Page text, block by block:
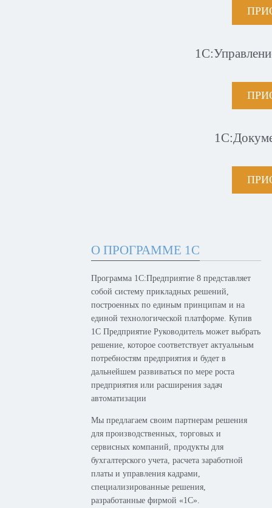
О ПРОГРАММЕ 1С
Программа 1С:Предприятие 8 представляет
собой систему прикладных решений,
построенных по единым принципам и на
единой технологической платформе. Купив
1С Предприятие Руководитель может выбрать
решение, которое соответствует актуальным
потребностям предприятия и будет в
дальнейшем развиваться по мере роста
предприятия или расширения задач
автоматизации
Мы предлагаем своим партнерам решения
для производственных, торговых и
сервисных компаний, продукты для
бухгалтерского учета, расчета заработной
платы и управления кадрами,
специализированные решения,
разработанные фирмой «1С».